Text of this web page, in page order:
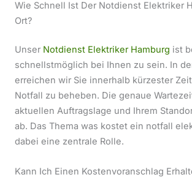
Wie Schnell Ist Der Notdienst Elektriker
Ort?
Unser Notdienst Elektriker Hamburg ist
schnellstmöglich bei Ihnen zu sein. In
erreichen wir Sie innerhalb kürzester
Notfall zu beheben. Die genaue
aktuellen Auftragslage und Ihrem
ab. Das Thema was kostet ein notfall
dabei eine zentrale Rolle.
Kann Ich Einen Kostenvoranschlag